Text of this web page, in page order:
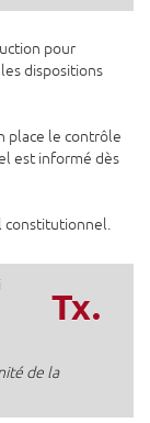
pour
dispositions
place le contrôle
est informé dès
constitutionnel.
Tx.
de la